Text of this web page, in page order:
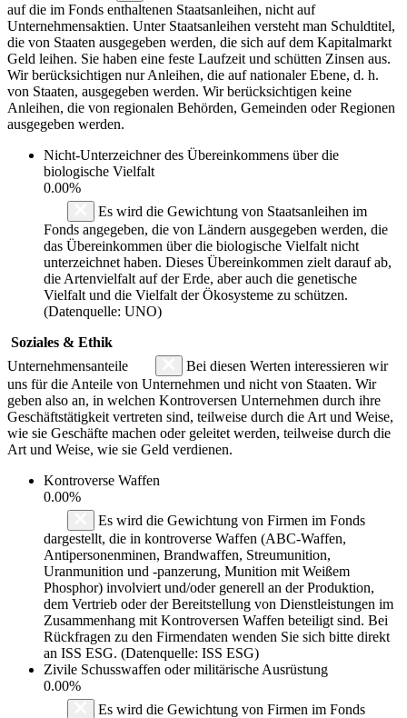
auf die im Fonds enthaltenen Staatsanleihen, nicht auf
Unternehmensaktien. Unter Staatsanleihen versteht man Schuldtitel,
die von Staaten ausgegeben werden, die sich auf dem Kapitalmarkt
Geld leihen. Sie haben eine feste Laufzeit und schütten Zinsen aus.
Wir berücksichtigen nur Anleihen, die auf nationaler Ebene, d. h.
von Staaten, ausgegeben werden. Wir berücksichtigen keine
Anleihen, die von regionalen Behörden, Gemeinden oder Regionen
ausgegeben werden.
Nicht-Unterzeichner des Übereinkommens über die
biologische Vielfalt
0.00%
Es wird die Gewichtung von Staatsanleihen im
Fonds angegeben, die von Ländern ausgegeben werden, die
das Übereinkommen über die biologische Vielfalt nicht
unterzeichnet haben. Dieses Übereinkommen zielt darauf ab,
die Artenvielfalt auf der Erde, aber auch die genetische
Vielfalt und die Vielfalt der Ökosysteme zu schützen.
(Datenquelle: UNO)
Soziales & Ethik
Unternehmensanteile
Bei diesen Werten interessieren wir
uns für die Anteile von Unternehmen und nicht von Staaten. Wir
geben also an, in welchen Kontroversen Unternehmen durch ihre
Geschäftstätigkeit vertreten sind, teilweise durch die Art und Weise,
wie sie Geschäfte machen oder geleitet werden, teilweise durch die
Art und Weise, wie sie Geld verdienen.
Kontroverse Waffen
0.00%
Es wird die Gewichtung von Firmen im Fonds
dargestellt, die in kontroverse Waffen (ABC-Waffen,
Antipersonenminen, Brandwaffen, Streumunition,
Uranmunition und -panzerung, Munition mit Weißem
Phosphor) involviert und/oder generell an der Produktion,
dem Vertrieb oder der Bereitstellung von Dienstleistungen im
Zusammenhang mit Kontroversen Waffen beteiligt sind. Bei
Rückfragen zu den Firmendaten wenden Sie sich bitte direkt
an ISS ESG. (Datenquelle: ISS ESG)
Zivile Schusswaffen oder militärische Ausrüstung
0.00%
Es wird die Gewichtung von Firmen im Fonds